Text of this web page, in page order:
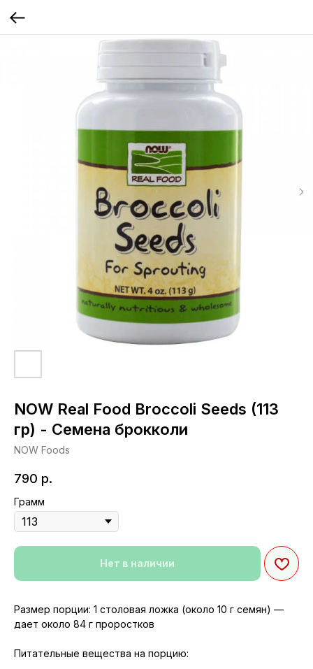
NOW Real Food Broccoli Seeds (113
гр) - Семена брокколи
NOW Foods
790 р.
Грамм
Нет в наличии
Размер порции: 1 столовая ложка (около 10 г семян) —
дает около 84 г проростков
Питательные вещества на порцию: